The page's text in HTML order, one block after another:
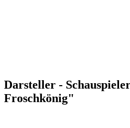
Darsteller -
Froschkönig"